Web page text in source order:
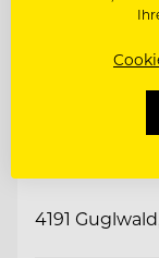
TOP
Hotel
4191